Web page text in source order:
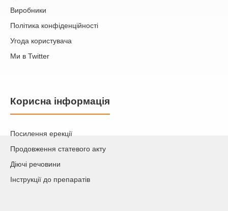
Виробники
Політика конфіденційності
Угода користувача
Ми в Twitter
Корисна інформація
Посилення ерекції
Продовження статевого акту
Діючі речовини
Інструкції до препаратів